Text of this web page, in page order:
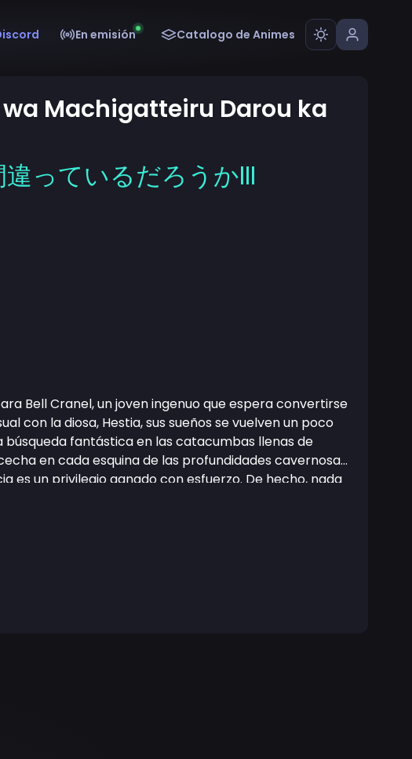
En emisión Catalogo de Animes
Machigatteiru Darou ka
っているだろうかIII
Bell Cranel, un joven ingenuo que espera convertirse
con la diosa, Hestia, sus sueños se vuelven un poco
búsqueda fantástica en las catacumbas llenas de
en cada esquina de las profundidades cavernosas
es un privilegio ganado con esfuerzo. De hecho, nada